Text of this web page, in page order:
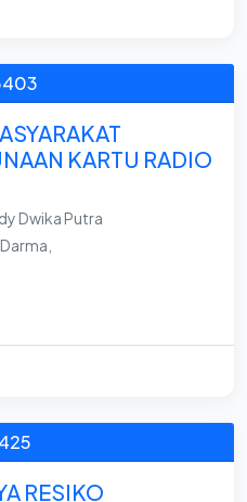
KARTU RADIO
Dwika Putra
RESIKO